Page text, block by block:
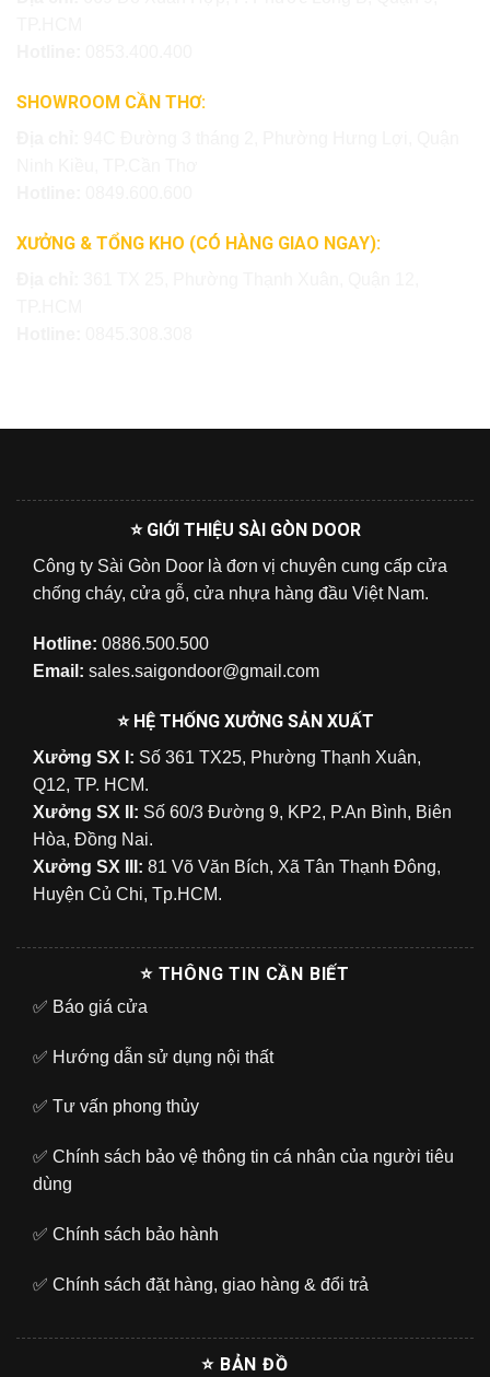
SHOWROOM CẦN THƠ:
XƯỞNG & TỔNG KHO (CÓ HÀNG GIAO NGAY):
⭐ GIỚI THIỆU SÀI GÒN DOOR
Công ty Sài Gòn Door là đơn vị chuyên cung cấp cửa
chống cháy, cửa gỗ, cửa nhựa hàng đầu Việt Nam.
Hotline: 0886.500.500
Email: sales.saigondoor@gmail.com
⭐ HỆ THỐNG XƯỞNG SẢN XUẤT
Xưởng SX I: Số 361 TX25, Phường Thạnh Xuân,
Q12, TP. HCM.
Xưởng SX II: Số 60/3 Đường 9, KP2, P.An Bình, Biên
Hòa, Đồng Nai.
Xưởng SX III: 81 Võ Văn Bích, Xã Tân Thạnh Đông,
Huyện Củ Chi, Tp.HCM.
⭐ THÔNG TIN CẦN BIẾT
✅ Báo giá cửa
✅ Hướng dẫn sử dụng nội thất
✅ Tư vấn phong thủy
✅ Chính sách bảo vệ thông tin cá nhân của người tiêu
dùng
✅ Chính sách bảo hành
✅ Chính sách đặt hàng, giao hàng & đổi trả
⭐ BẢN ĐỒ